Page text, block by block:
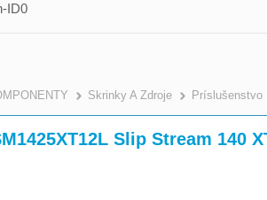
ID0
Skrinky A Zdroje Príslušenstvo
Slip Stream 140